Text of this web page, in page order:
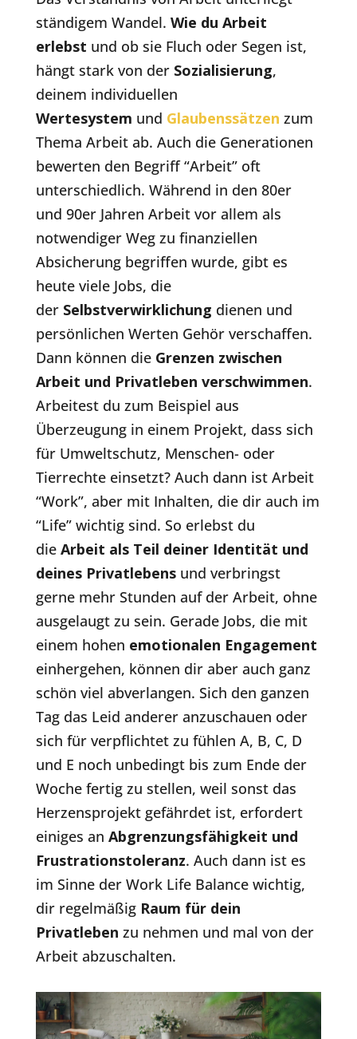
ständigem Wandel. Wie du Arbeit
erlebst und ob sie Fluch oder Segen ist,
hängt stark von der Sozialisierung,
deinem individuellen
Wertesystem und Glaubenssätzen zum
Thema Arbeit ab. Auch die Generationen
bewerten den Begriff “Arbeit” oft
unterschiedlich. Während in den 80er
und 90er Jahren Arbeit vor allem als
notwendiger Weg zu finanziellen
Absicherung begriffen wurde, gibt es
heute viele Jobs, die
der Selbstverwirklichung dienen und
persönlichen Werten Gehör verschaffen.
Dann können die Grenzen zwischen
Arbeit und Privatleben verschwimmen.
Arbeitest du zum Beispiel aus
Überzeugung in einem Projekt, dass sich
für Umweltschutz, Menschen- oder
Tierrechte einsetzt? Auch dann ist Arbeit
“Work”, aber mit Inhalten, die dir auch im
“Life” wichtig sind. So erlebst du
dieArbeit als Teil deiner Identität und
deines Privatlebens und verbringst
gerne mehr Stunden auf der Arbeit, ohne
ausgelaugt zu sein. Gerade Jobs, die mit
einem hohen emotionalen Engagement
einhergehen, können dir aber auch ganz
schön viel abverlangen. Sich den ganzen
Tag das Leid anderer anzuschauen oder
sich für verpflichtet zu fühlen A, B, C, D
und E noch unbedingt bis zum Ende der
Woche fertig zu stellen, weil sonst das
Herzensprojekt gefährdet ist, erfordert
einiges an Abgrenzungsfähigkeit und
Frustrationstoleranz. Auch dann ist es
im Sinne der Work Life Balance wichtig,
dir regelmäßigRaum für dein
Privatleben zu nehmen und mal von der
Arbeit abzuschalten.